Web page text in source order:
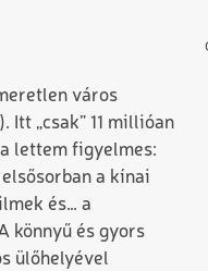
város
Itt „csak” 11 millióan
lettem figyelmes:
a kínai
és… a
könnyű és gyors
ülőhelyével